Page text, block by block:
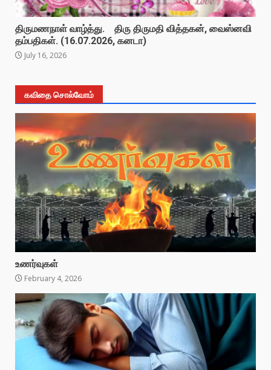
திருமணநாள் வாழ்த்து. திரு திருமதி வித்தகன், வைஸ்னவி
தம்பதிகள். (16.07.2026, கனடா)
July 16, 2026
கவிதை சொல்வோம்
உணர்வுகள்
February 4, 2026